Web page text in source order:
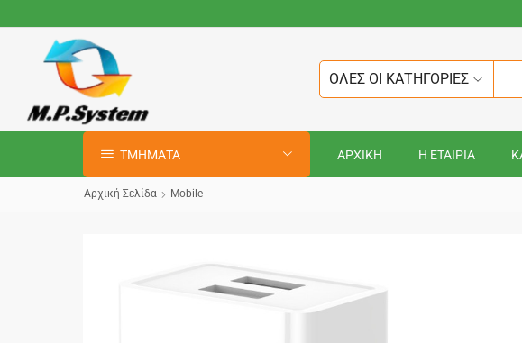
ΟΛΕΣ ΟΙ ΚΑΤΗΓΟΡΙΕΣ
ΤΜΗΜΑΤΑ ΑΡΧΙΚΗ Η ΕΤΑΙΡΙΑ
Αρχική Σελίδα Mobile